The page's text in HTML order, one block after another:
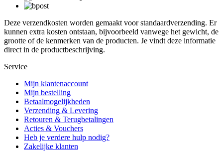
Deze verzendkosten worden gemaakt voor standaardverzending. Er
kunnen extra kosten ontstaan, bijvoorbeeld vanwege het gewicht, de
grootte of de kenmerken van de producten. Je vindt deze informatie
direct in de productbeschrijving.
Service
Mijn klantenaccount
Mijn bestelling
Betaalmogelijkheden
Verzending & Levering
Retouren & Terugbetalingen
Acties & Vouchers
Heb je verdere hulp nodig?
Zakelijke klanten